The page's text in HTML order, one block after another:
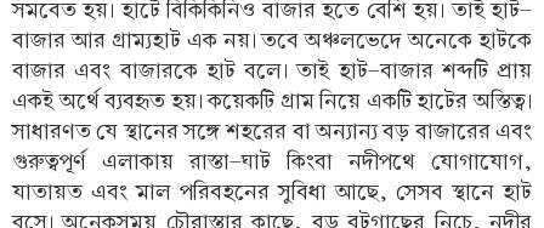
সমবেত হয়। হাটে বিকিকিনিও বাজার হতে বেশি হয়। তাই হাট-
বাজার আর গ্রাম্যহাট এক নয়। তবে অঞ্চলভেদে অনেকে হাটকে
বাজার এবং বাজারকে হাট বলে। তাই হাট-বাজার শব্দটি প্রায়
একই অর্থে ব্যবহৃত হয়। কয়েকটি গ্রাম নিয়ে একটি হাটের অস্তিত্ব।
সাধারণত যে স্থানের সঙ্গে শহরের বা অন্যান্য বড় বাজারের এবং
গুরুত্বপূর্ণ এলাকায় রাস্তা-ঘাট কিংবা নদীপথে যোগাযোগ,
যাতায়ত এবং মাল পরিবহনের সুবিধা আছে, সেসব স্থানে হাট